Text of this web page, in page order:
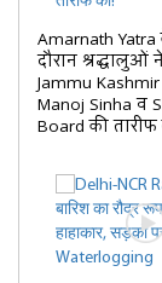
Amarnath
दौरान श्रद्धालुओं
Jammu
Manoj Sinha व
Board की तारीफ